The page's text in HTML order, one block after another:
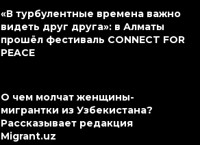
«В турбулентные времена важно
видеть друг друга»: в Алматы
прошёл фестиваль CONNECT FOR
PEACE
О чем молчат женщины-
мигрантки из Узбекистана?
Рассказывает редакция
Migrant.uz